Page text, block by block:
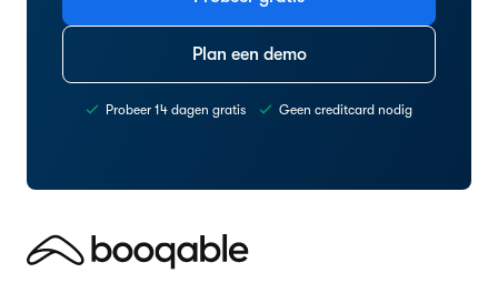
Plan een demo
Probeer 14 dagen gratis Geen creditcard nodig